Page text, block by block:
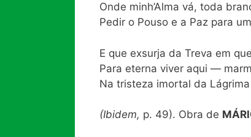
Onde minh’Alma vá, toda
Pedir o Pouso e a Paz para
E que exsurja da Treva em
Para eterna viver aqui —
Na tristeza imortal da
(Ibidem, p. 49). Obra de